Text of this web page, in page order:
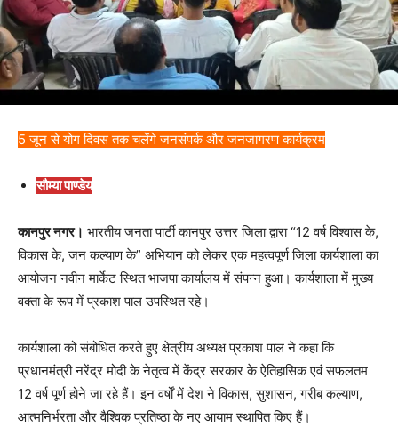
5 जून से योग दिवस तक चलेंगे जनसंपर्क और जनजागरण कार्यक्रम
सौम्या पाण्डेय
कानपुर नगर। भारतीय जनता पार्टी कानपुर उत्तर जिला द्वारा “12 वर्ष विश्वास के,
विकास के, जन कल्याण के” अभियान को लेकर एक महत्वपूर्ण जिला कार्यशाला का
आयोजन नवीन मार्केट स्थित भाजपा कार्यालय में संपन्न हुआ। कार्यशाला में मुख्य
वक्ता के रूप में प्रकाश पाल उपस्थित रहे।
कार्यशाला को संबोधित करते हुए क्षेत्रीय अध्यक्ष प्रकाश पाल ने कहा कि
प्रधानमंत्री नरेंद्र मोदी के नेतृत्व में केंद्र सरकार के ऐतिहासिक एवं सफलतम
12 वर्ष पूर्ण होने जा रहे हैं। इन वर्षों में देश ने विकास, सुशासन, गरीब कल्याण,
आत्मनिर्भरता और वैश्विक प्रतिष्ठा के नए आयाम स्थापित किए हैं।